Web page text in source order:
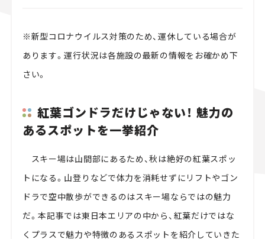
※新型コロナウイルス対策のため、運休している場合が
あります。運行状況は各施設の最新の情報をお確かめ下
さい。
紅葉ゴンドラだけじゃない！ 魅力の
あるスポットを一挙紹介
スキー場は山間部にあるため、秋は絶好の紅葉スポッ
トになる。山登りなどで体力を消耗せずにリフトやゴン
ドラで空中散歩ができるのはスキー場ならではの魅力
だ。本記事では東日本エリアの中から、紅葉だけではな
くプラスで魅力や特徴のあるスポットを紹介していきた